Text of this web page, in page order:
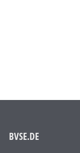
BVSE.DE